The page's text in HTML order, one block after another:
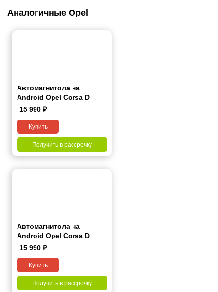
Аналогичные Opel
Автомагнитола на
Android Opel Corsa D
2006-2015 7 дюймов
15 990 ₽
Купить
Получить в рассрочку
Автомагнитола на
Android Opel Corsa D
2006-2015 9 дюймов
15 990 ₽
Купить
Получить в рассрочку